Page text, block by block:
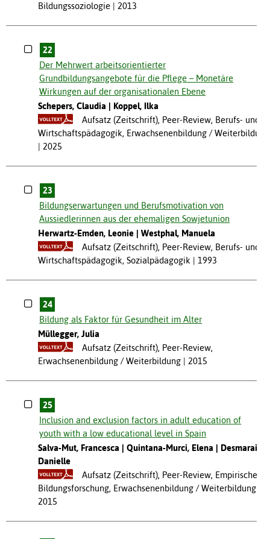
Bildungssoziologie
2013
22
Der Mehrwert arbeitsorientierter
Grundbildungsangebote für die Pflege – Monetäre
Wirkungen auf der organisationalen Ebene
Schepers, Claudia
Koppel, Ilka
Aufsatz (Zeitschrift), Peer-Review, Berufs- und
Wirtschaftspädagogik, Erwachsenenbildung / Weiterbildung
2025
23
Bildungserwartungen und Berufsmotivation von
Aussiedlerinnen aus der ehemaligen Sowjetunion
Herwartz-Emden, Leonie
Westphal, Manuela
Aufsatz (Zeitschrift), Peer-Review, Berufs- und
Wirtschaftspädagogik, Sozialpädagogik
1993
24
Bildung als Faktor für Gesundheit im Alter
Müllegger, Julia
Aufsatz (Zeitschrift), Peer-Review,
Erwachsenenbildung / Weiterbildung
2015
25
Inclusion and exclusion factors in adult education of
youth with a low educational level in Spain
Salva-Mut, Francesca
Quintana-Murci, Elena
Desmarais,
Danielle
Aufsatz (Zeitschrift), Peer-Review, Empirische
Bildungsforschung, Erwachsenenbildung / Weiterbildung
2015